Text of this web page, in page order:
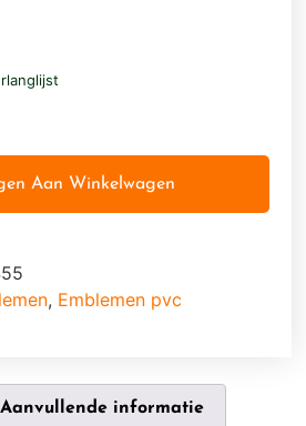
Aan Winkelwagen
, Emblemen pvc
Aanvullende informatie